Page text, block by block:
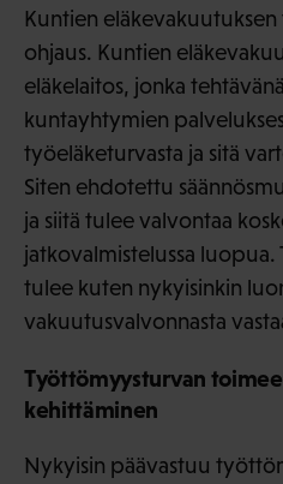
Kuntien
ohjaus. Kuntien
eläkelaitos, jonka
kuntayhtymien
työeläketurvasta ja sitä
Siten ehdotettu
ja siitä tulee valvontaa
jatkovalmistelussa
tulee kuten nykyisinkin
vakuutusvalvonnasta
Työttömyysturvan
kehittäminen
Nykyisin päävastuu